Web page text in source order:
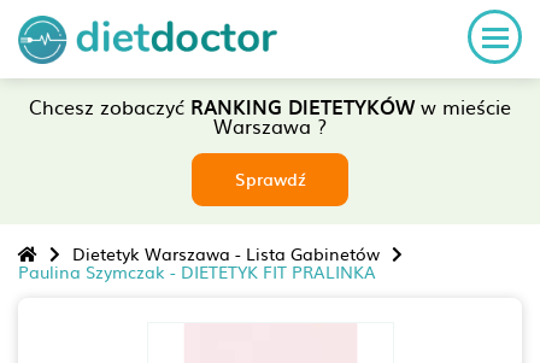
Chcesz zobaczyć RANKING DIETETYKÓWw mieście
Warszawa ?
Sprawdź
Dietetyk Warszawa - Lista Gabinetów
Paulina Szymczak - DIETETYK FIT PRALINKA